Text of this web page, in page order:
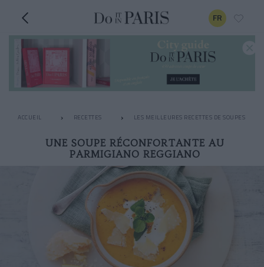
FR
ACCUEIL RECETTES LES MEILLEURES RECETTES DE SOUPES
UNE SOUPE RÉCONFORTANTE AU
PARMIGIANO REGGIANO